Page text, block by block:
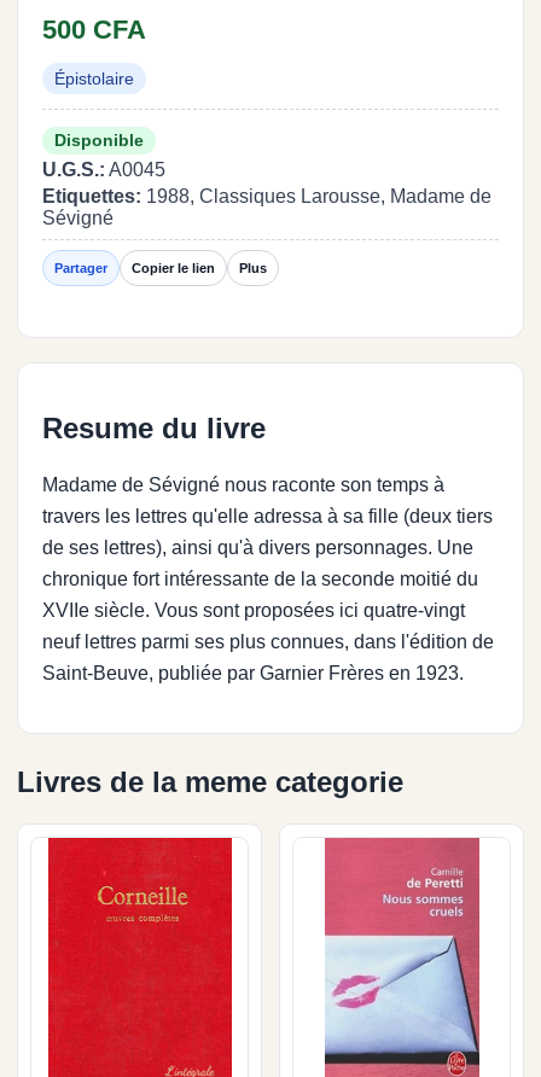
500 CFA
Épistolaire
Disponible
U.G.S.: A0045
Etiquettes: 1988, Classiques Larousse, Madame de
Sévigné
Partager Copier le lien Plus
Resume du livre
Madame de Sévigné nous raconte son temps à
travers les lettres qu'elle adressa à sa fille (deux tiers
de ses lettres), ainsi qu'à divers personnages. Une
chronique fort intéressante de la seconde moitié du
XVIIe siècle. Vous sont proposées ici quatre-vingt
neuf lettres parmi ses plus connues, dans l'édition de
Saint-Beuve, publiée par Garnier Frères en 1923.
Livres de la meme categorie